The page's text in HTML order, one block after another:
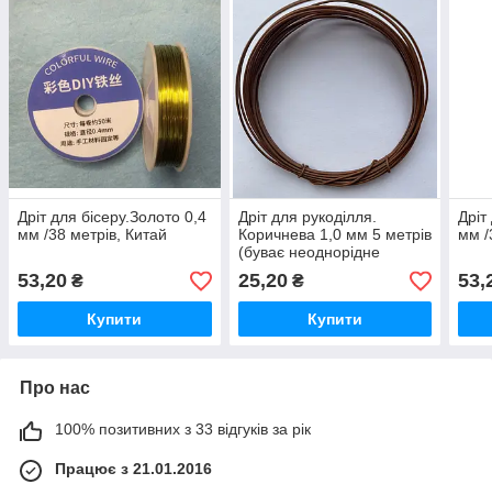
Дріт для бісеру.Золото 0,4
мм /38 метрів, Китай
53,20 ₴
Купити
Дріт для рукоділля.
Коричнева 1,0 мм 5 метрів
(буває неоднорідне
покриття, пошкоджене,)
ФОТО!
25,20₴
Купити
мм /
Про нас
100% позитивних з 33 відгуків за рік
Працює з 21.01.2016